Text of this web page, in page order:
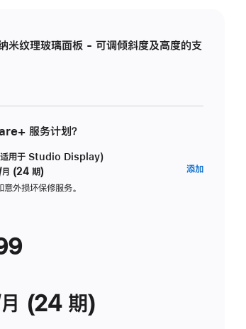
纹理玻璃面板 - 可调倾斜度及高度的支
服务计划？
用于 Studio Display)
(24 期)
外损坏保修服务。
添加
(24 期)